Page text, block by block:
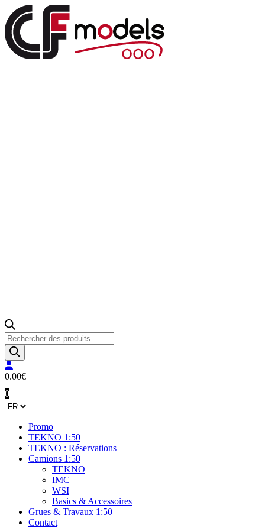
Recherche
de
produits
0.00€
0
Promo
TEKNO 1:50
TEKNO : Réservations
Camions 1:50
TEKNO
IMC
WSI
Basics & Accessoires
Grues & Travaux 1:50
Contact